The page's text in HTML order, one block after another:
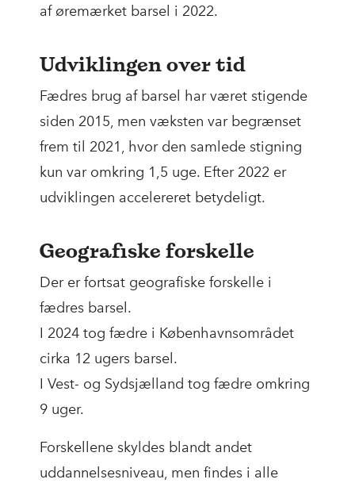
af øremærket barsel i 2022.
Udviklingen over tid
Fædres brug af barsel har været stigende
siden 2015, men væksten var begrænset
frem til 2021, hvor den samlede stigning
kun var omkring 1,5 uge. Efter 2022 er
udviklingen accelereret betydeligt.
Geografiske forskelle
Der er fortsat geografiske forskelle i
fædres barsel.
I 2024 tog fædre i Københavnsområdet
cirka 12 ugers barsel.
I Vest- og Sydsjælland tog fædre omkring
9 uger.
Forskellene skyldes blandt andet
uddannelsesniveau, men findes i alle